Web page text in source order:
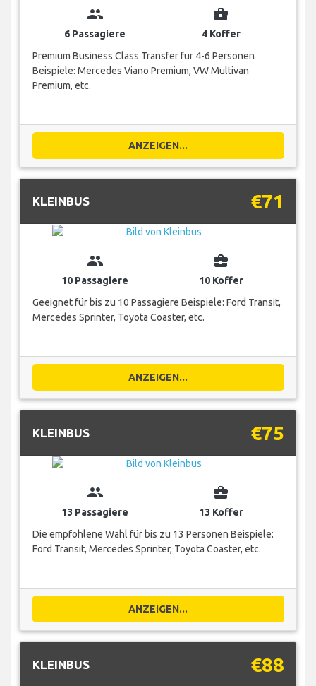
group
6 Passagiere
business_center
4 Koffer
Premium Business Class Transfer für 4-6 Personen
Beispiele: Mercedes Viano Premium, VW Multivan
Premium, etc.
ANZEIGEN...
KLEINBUS €71
group
10 Passagiere
business_center
10 Koffer
Geeignet für bis zu 10 Passagiere Beispiele: Ford Transit,
Mercedes Sprinter, Toyota Coaster, etc.
ANZEIGEN...
KLEINBUS €75
group
13 Passagiere
business_center
13 Koffer
Die empfohlene Wahl für bis zu 13 Personen Beispiele:
Ford Transit, Mercedes Sprinter, Toyota Coaster, etc.
ANZEIGEN...
KLEINBUS €88